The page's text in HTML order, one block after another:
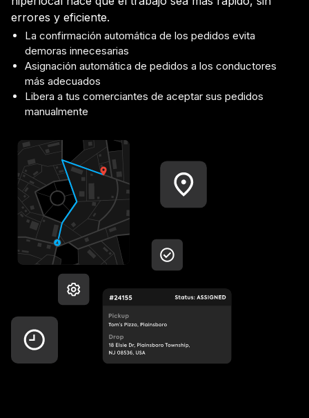
errores y eficiente.
La confirmación automática de los pedidos evita
demoras innecesarias
Asignación automática de pedidos a los conductores
más adecuados
Libera a tus comerciantes de aceptar sus pedidos
manualmente